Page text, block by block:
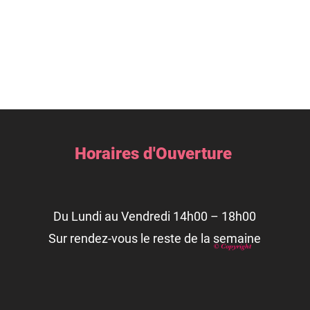
Horaires d'Ouverture
Du Lundi au Vendredi 14h00 – 18h00
Sur rendez-vous le reste de la semaine
© Copyright